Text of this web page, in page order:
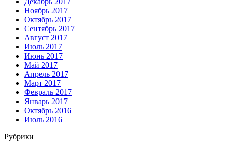
Ноябрь 2017
Октябрь 2017
Сентябрь 2017
Август 2017
Июль 2017
Июнь 2017
Май 2017
Апрель 2017
Март 2017
Февраль 2017
Январь 2017
Октябрь 2016
Июль 2016
Рубрики